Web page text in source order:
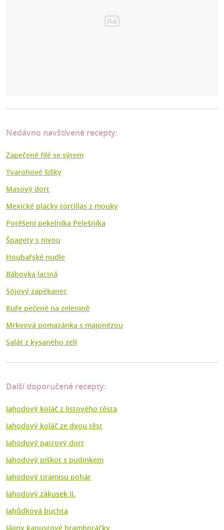
Nedávno navštívené recepty:
Zapečené filé se sýrem
Tvarohové šišky
Masový dort
Mexické placky tortillas z mouky
Potěšení pekelníka Pelešníka
Špagety s nivou
Houbařské nudle
Bábovka laciná
Sójový zapékanec
Kuře pečené na zelenině
Mrkvová pomazánka s majonézou
Salát z kysaného zelí
Další doporučené recepty:
Jahodový koláč z listového těsta
Jahodový koláč ze dvou těst
Jahodový patrový dort
Jahodový piškot s pudinkem
Jahodový tiramisu pohár
Jahodový zákusek II.
Jahůdková buchta
Jájiny kapustové bramboráčky